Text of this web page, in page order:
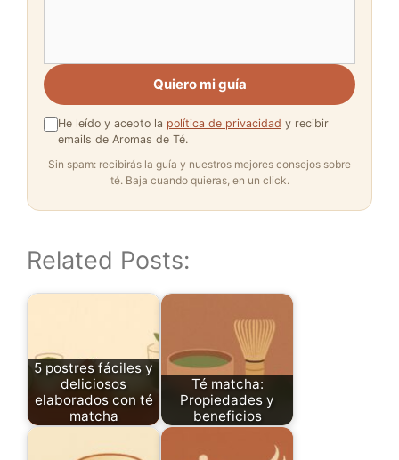
Quiero mi guía
He leído y acepto la política de privacidad y recibir
emails de Aromas de Té.
Sin spam: recibirás la guía y nuestros mejores consejos sobre
té. Baja cuando quieras, en un click.
Related Posts:
5 postres fáciles y
deliciosos
elaborados con té
matcha
Té matcha:
Propiedades y
beneficios